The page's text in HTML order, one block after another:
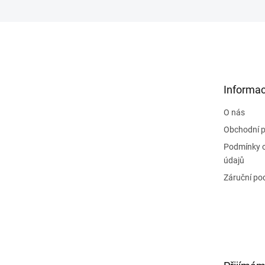
O nás
Obchodní
Podmínky
údajů
Záruční